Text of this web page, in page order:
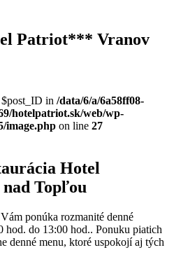
Patriot*** Vranov
in /data/6/a/6a58ff08-
hotelpatriot.sk/web/wp-
image.php on line 27
Hotel
Topľou
ponúka rozmanité denné
hod. do 13:00 hod.. Ponuku piatich
denné menu, ktoré uspokojí aj tých